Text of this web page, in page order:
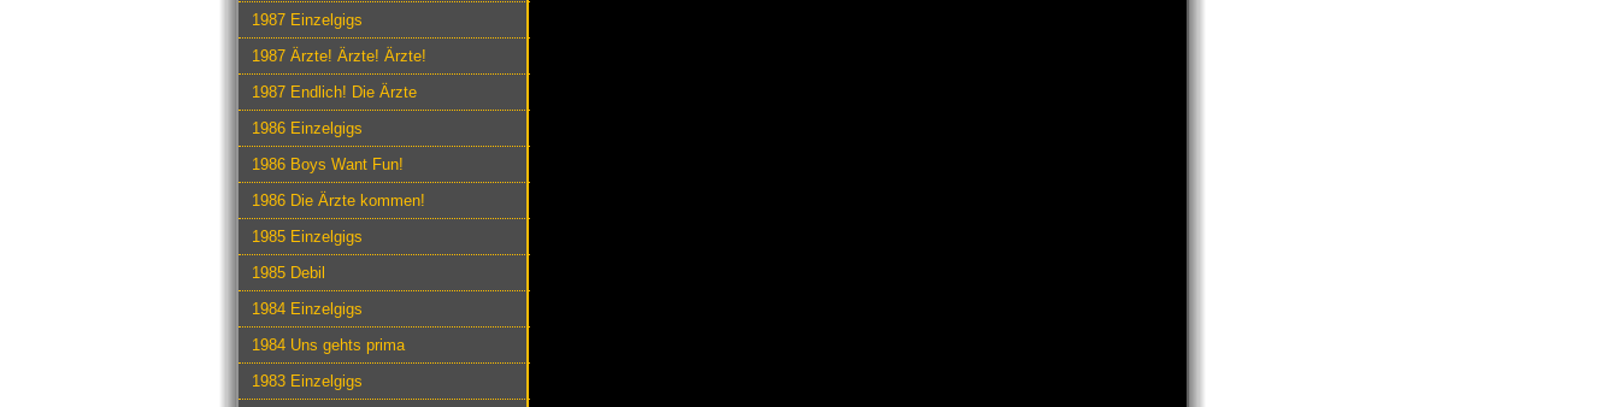
1987 Einzelgigs
1987 Ärzte! Ärzte! Ärzte!
1987 Endlich! Die Ärzte
1986 Einzelgigs
1986 Boys Want Fun!
1986 Die Ärzte kommen!
1985 Einzelgigs
1985 Debil
1984 Einzelgigs
1984 Uns gehts prima
1983 Einzelgigs